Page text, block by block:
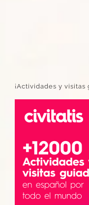
¡Actividades y visitas